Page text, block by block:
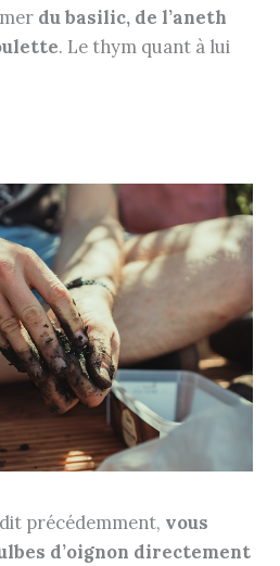
du basilic, de l’aneth
. Le thym quant à lui
précédemment, vous
d’oignon directement